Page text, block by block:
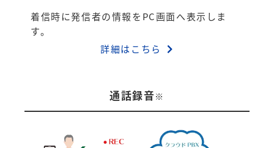
着信時に発信者の情報をPC画面へ表示しま
す。
詳細はこちら
通話録音 ※